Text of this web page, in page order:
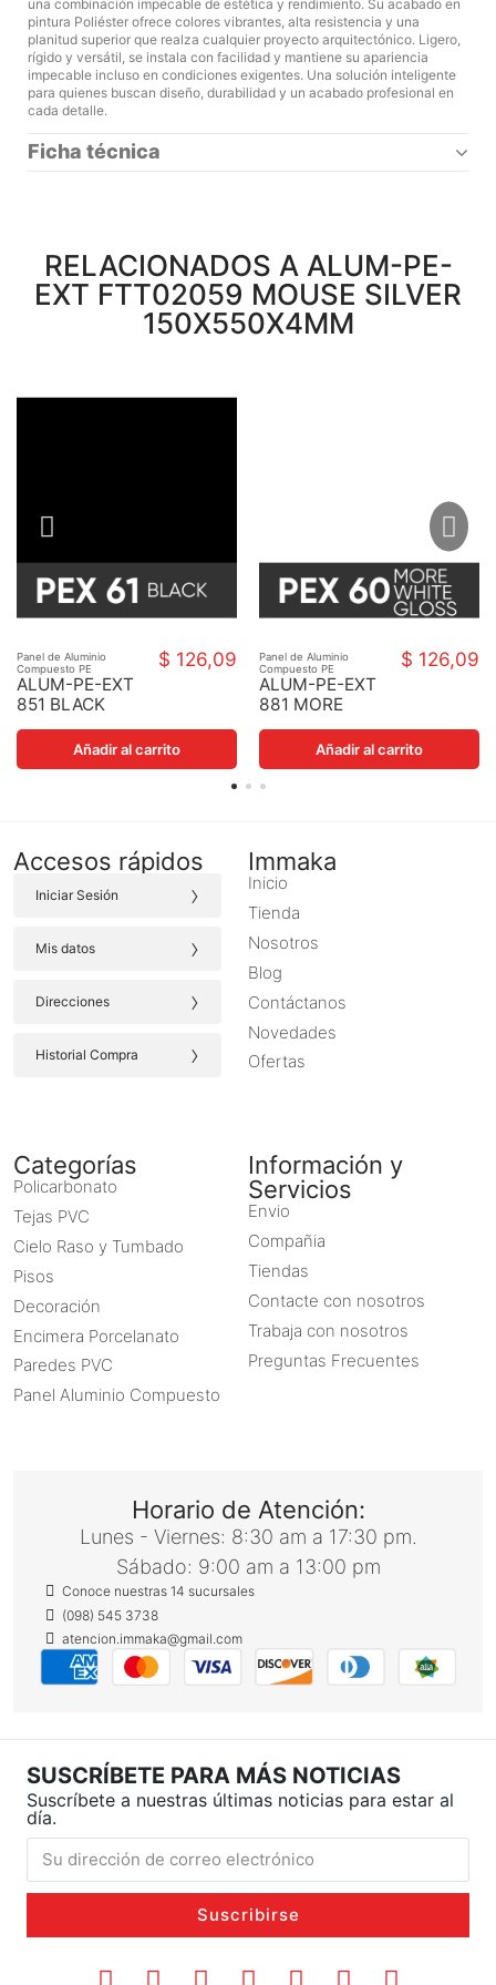
una combinación impecable de estética y rendimiento. Su acabado en
pintura Poliéster ofrece colores vibrantes, alta resistencia y una
planitud superior que realza cualquier proyecto arquitectónico. Ligero,
rígido y versátil, se instala con facilidad y mantiene su apariencia
impecable incluso en condiciones exigentes. Una solución inteligente
para quienes buscan diseño, durabilidad y un acabado profesional en
cada detalle.
Ficha técnica
RELACIONADOS A ALUM-PE-
EXT FTT02059 MOUSE SILVER
150X550X4MM
Panel de Aluminio
Compuesto PE
ALUM-PE-EXT
851 BLACK
150X550X4MM
$ 126,09
Añadir al carrito
Panel de Aluminio
Compuesto PE
ALUM-PE-EXT
881 MORE
WHITE GLOSS
150X550X4MM
$ 126,09
Añadir al carrito
Accesos rápidos
Iniciar Sesión ›
Mis datos ›
Direcciones ›
Historial Compra ›
Immaka
Inicio
Tienda
Nosotros
Blog
Contáctanos
Novedades
Ofertas
Categorías
Policarbonato
Tejas PVC
Cielo Raso y Tumbado
Pisos
Decoración
Encimera Porcelanato
Paredes PVC
Panel Aluminio Compuesto
Información y
Servicios
Envio
Compañia
Tiendas
Contacte con nosotros
Trabaja con nosotros
Preguntas Frecuentes
Horario de Atención:
Lunes - Viernes: 8:30 am a 17:30 pm.
Sábado: 9:00 am a 13:00 pm
Conoce nuestras 14 sucursales
(098) 545 3738
atencion.immaka@gmail.com
SUSCRÍBETE PARA MÁS NOTICIAS
Suscríbete a nuestras últimas noticias para estar al
día.
Suscribirse